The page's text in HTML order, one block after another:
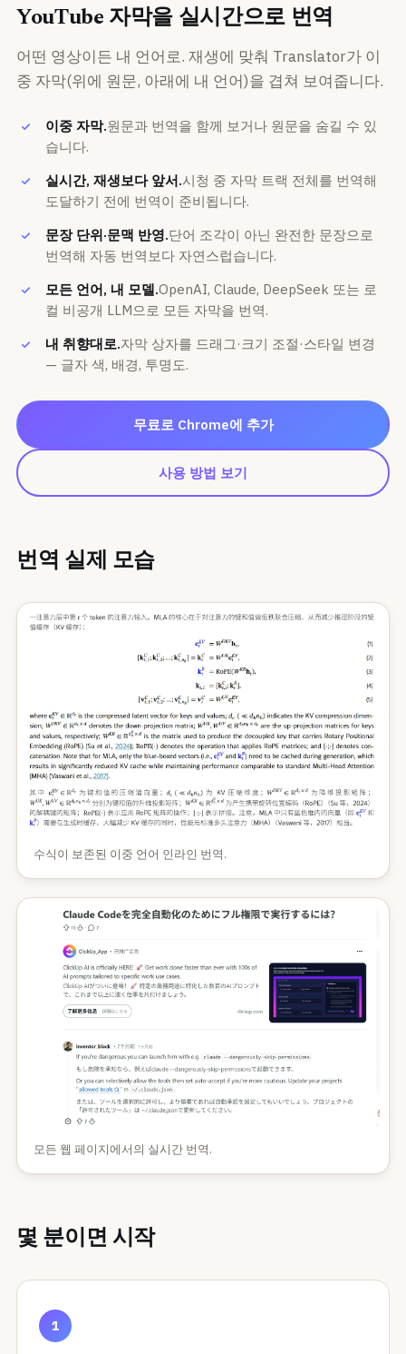
YouTube 자막을 실시간으로 번역
어떤 영상이든 내 언어로. 재생에 맞춰 Translator가 이
중 자막(위에 원문, 아래에 내 언어)을 겹쳐 보여줍니다.
이중 자막.원문과 번역을 함께 보거나 원문을 숨길 수 있
습니다.
실시간, 재생보다 앞서.시청 중 자막 트랙 전체를 번역해
도달하기 전에 번역이 준비됩니다.
문장 단위·문맥 반영.단어 조각이 아닌 완전한 문장으로
번역해 자동 번역보다 자연스럽습니다.
모든 언어, 내 모델.OpenAI, Claude, DeepSeek 또는 로
컬 비공개 LLM으로 모든 자막을 번역.
내 취향대로.자막 상자를 드래그·크기 조절·스타일 변경
— 글자 색, 배경, 투명도.
무료로 Chrome에 추가
사용 방법 보기
번역 실제 모습
수식이 보존된 이중 언어 인라인 번역.
모든 웹 페이지에서의 실시간 번역.
몇 분이면 시작